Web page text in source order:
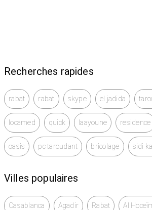
Recherches rapides
rabat rabat skype el jadida
locamed quick laayoune residence
oasis pc taroudant bricolage sidi
Villes populaires
Casablanca Agadir Rabat Al